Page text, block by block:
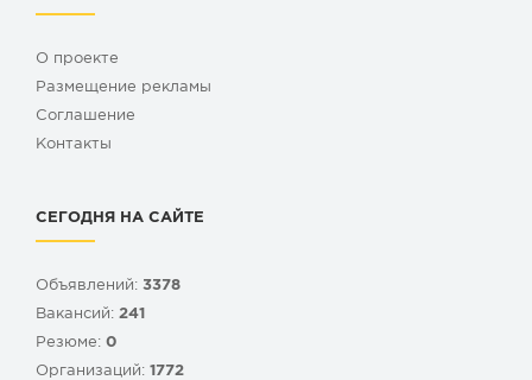
О проекте
Размещение рекламы
Cоглашение
Контакты
СЕГОДНЯ НА САЙТЕ
Объявлений: 3378
Вакансий: 241
Резюме: 0
Организаций: 1772